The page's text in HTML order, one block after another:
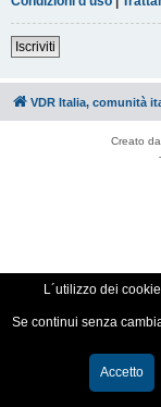
Iscriviti
VDR Italia, comunità
Creato da
L´utilizzo dei
Se continui senza
Accetto